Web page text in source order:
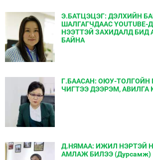
Э.БАТЦЭЦЭГ: ДЭЛХИЙН
ШАЛГАГЧДААС YOUTUBE-
НЭЭТТЭЙ ЗАХИДАЛД БИД
БАЙНА
Г.БААСАН: ОЮУ-ТОЛГОЙН
ЧИГТЭЭ ДЭЭРЭМ, АВИЛГА
Д.НЯМАА: ИЖИЛ НЭРТЭЙ
АМЛАЖ БИЛЭЭ (Дурсамж)